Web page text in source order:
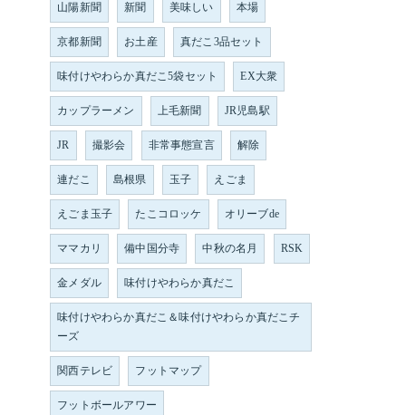
山陽新聞 新聞 美味しい 本場
京都新聞 お土産 真だこ3品セット
味付けやわらか真だこ5袋セット EX大衆
カップラーメン 上毛新聞 JR児島駅
JR 撮影会 非常事態宣言 解除
連だこ 島根県 玉子 えごま
えごま玉子 たこコロッケ オリーブde
ママカリ 備中国分寺 中秋の名月 RSK
金メダル 味付けやわらか真だこ
味付けやわらか真だこ＆味付けやわらか真だこチ
ーズ
関西テレビ フットマップ
フットボールアワー